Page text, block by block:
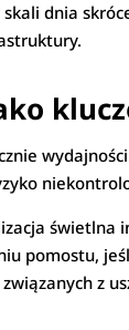
dnia
pomostu,
z